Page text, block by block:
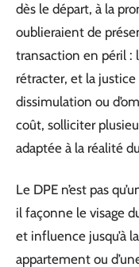
dès le départ, à la
oublieraient de
transaction en péril :
rétracter, et la justice
dissimulation ou
coût, solliciter
adaptée à la réalité
Le DPE n’est pas
il façonne le visage
et influence jusqu’à
appartement ou